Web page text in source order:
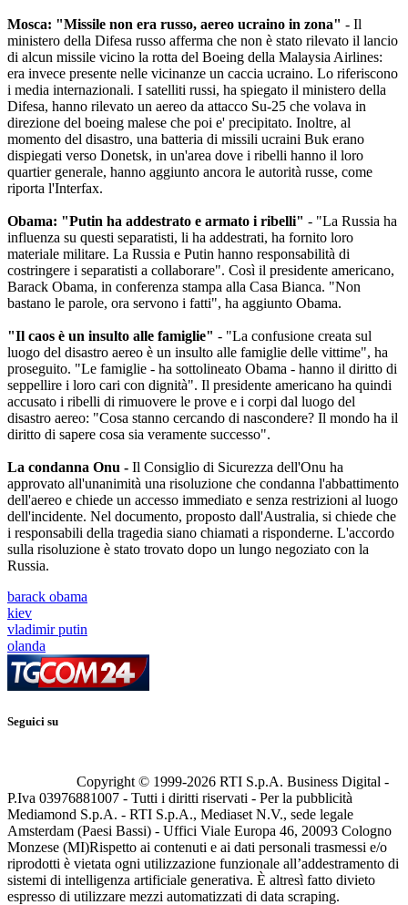
Mosca: "Missile non era russo, aereo ucraino in zona" - Il
ministero della Difesa russo afferma che non è stato rilevato il lancio
di alcun missile vicino la rotta del Boeing della Malaysia Airlines:
era invece presente nelle vicinanze un caccia ucraino. Lo riferiscono
i media internazionali. I satelliti russi, ha spiegato il ministero della
Difesa, hanno rilevato un aereo da attacco Su-25 che volava in
direzione del boeing malese che poi e' precipitato. Inoltre, al
momento del disastro, una batteria di missili ucraini Buk erano
dispiegati verso Donetsk, in un'area dove i ribelli hanno il loro
quartier generale, hanno aggiunto ancora le autorità russe, come
riporta l'Interfax.
Obama: "Putin ha addestrato e armato i ribelli" - "La Russia ha
influenza su questi separatisti, li ha addestrati, ha fornito loro
materiale militare. La Russia e Putin hanno responsabilità di
costringere i separatisti a collaborare". Così il presidente americano,
Barack Obama, in conferenza stampa alla Casa Bianca. "Non
bastano le parole, ora servono i fatti", ha aggiunto Obama.
"Il caos è un insulto alle famiglie" - "La confusione creata sul
luogo del disastro aereo è un insulto alle famiglie delle vittime", ha
proseguito. "Le famiglie - ha sottolineato Obama - hanno il diritto di
seppellire i loro cari con dignità". Il presidente americano ha quindi
accusato i ribelli di rimuovere le prove e i corpi dal luogo del
disastro aereo: "Cosa stanno cercando di nascondere? Il mondo ha il
diritto di sapere cosa sia veramente successo".
La condanna Onu - Il Consiglio di Sicurezza dell'Onu ha
approvato all'unanimità una risoluzione che condanna l'abbattimento
dell'aereo e chiede un accesso immediato e senza restrizioni al luogo
dell'incidente. Nel documento, proposto dall'Australia, si chiede che
i responsabili della tragedia siano chiamati a risponderne. L'accordo
sulla risoluzione è stato trovato dopo un lungo negoziato con la
Russia.
barack obama
kiev
vladimir putin
olanda
Seguici su
Copyright © 1999-2026 RTI S.p.A. Business Digital -
P.Iva 03976881007 - Tutti i diritti riservati - Per la pubblicità
Mediamond S.p.A. - RTI S.p.A., Mediaset N.V., sede legale
Amsterdam (Paesi Bassi) - Uffici Viale Europa 46, 20093 Cologno
Monzese (MI)Rispetto ai contenuti e ai dati personali trasmessi e/o
riprodotti è vietata ogni utilizzazione funzionale all’addestramento di
sistemi di intelligenza artificiale generativa. È altresì fatto divieto
espresso di utilizzare mezzi automatizzati di data scraping.